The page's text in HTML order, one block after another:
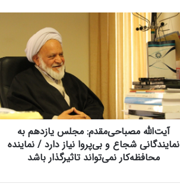
آیت‌الله مصباحی‌مقدم: مجلس یازدهم به
نمایندگانی شجاع و بی‌پروا نیاز دارد / نماینده
محافظه‌کار نمی‌تواند تاثیرگذار باشد